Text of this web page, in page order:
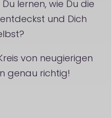
lernen, wie Du die
und Dich
von neugierigen
genau richtig!